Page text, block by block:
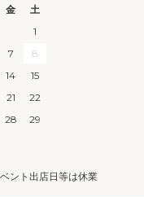
金
土
1
7
8
14
15
21
22
28
29
ント出店日等は休業